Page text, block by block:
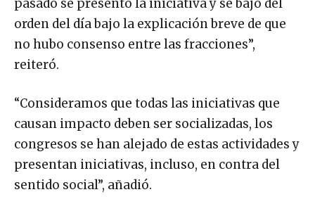
pasado se presentó la iniciativa y se bajó del
orden del día bajo la explicación breve de que
no hubo consenso entre las fracciones”,
reiteró.
“Consideramos que todas las iniciativas que
causan impacto deben ser socializadas, los
congresos se han alejado de estas actividades y
presentan iniciativas, incluso, en contra del
sentido social”, añadió.